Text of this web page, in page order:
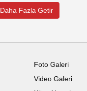
Daha Fazla Getir
Foto Galeri
Video Galeri